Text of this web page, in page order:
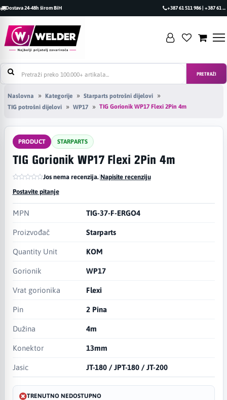
Dostava 24-48h širom BiH +387 61 511 986 | +387 61 493 470
PRETRAŽI
Naslovna Kategorije
Starparts potrošni dijelovi
TIG potrošni dijelovi
WP17 TIG Gorionik WP17 Flexi 2Pin 4m
PRODUCT STARPARTS
TIG Gorionik WP17 Flexi 2Pin 4m
Jos nema recenzija.|Napisite recenziju
Postavite pitanje
MPN TIG-37-F-ERGO4
Proizvođač Starparts
Quantity Unit KOM
Gorionik WP17
Vrat gorionika Flexi
Pin 2 Pina
Dužina 4m
Konektor 13mm
Jasic JT-180 / JPT-180 / JT-200
TRENUTNO NEDOSTUPNO